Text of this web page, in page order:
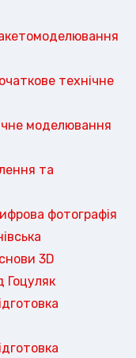
технічне
моделювання
та
фотографія
3D
Гоцуляк